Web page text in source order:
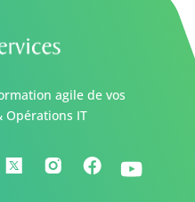
agile de vos
Opérations IT